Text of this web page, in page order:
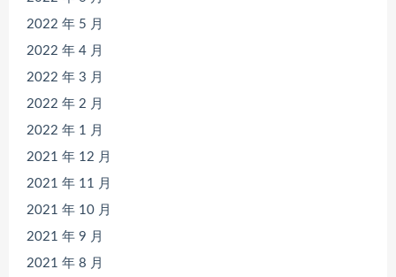
2022 年 5 月
2022 年 4 月
2022 年 3 月
2022 年 2 月
2022 年 1 月
2021 年 12 月
2021 年 11 月
2021 年 10 月
2021 年 9 月
2021 年 8 月